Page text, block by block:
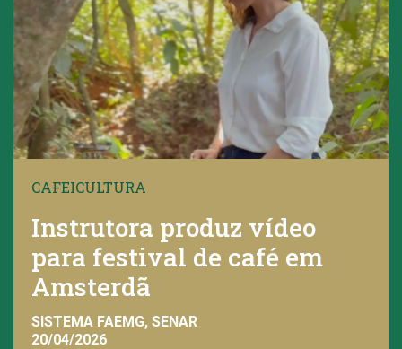
CAFEICULTURA
Instrutora produz vídeo
para festival de café em
Amsterdã
SISTEMA FAEMG, SENAR
20/04/2026